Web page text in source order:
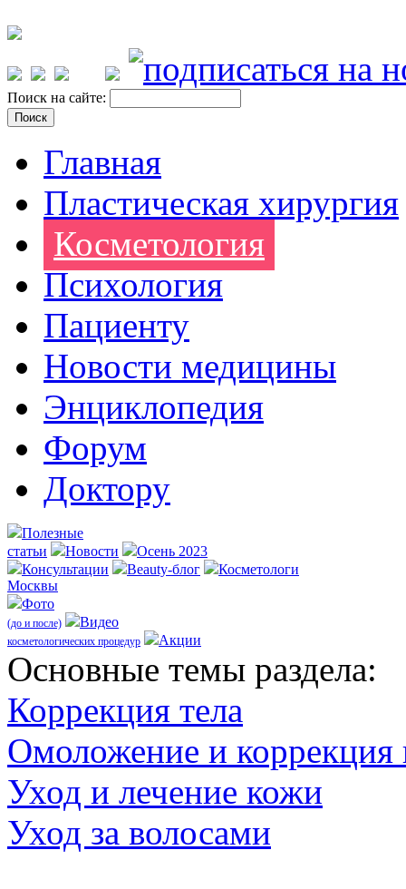
Поиск на сайте:
Главная
Пластическая хирургия
Косметология
Психология
Пациенту
Новости медицины
Энциклопедия
Форум
Доктору
Полезные
статьи
Новости
Осень 2023
Консультации
Beauty-блог
Косметологи
Москвы
Фото
(до и после) Видео
косметологических процедур Акции
Оcновные темы раздела:
Коррекция тела
Омоложение и коррекция
Уход и лечение кожи
Уход за волосами